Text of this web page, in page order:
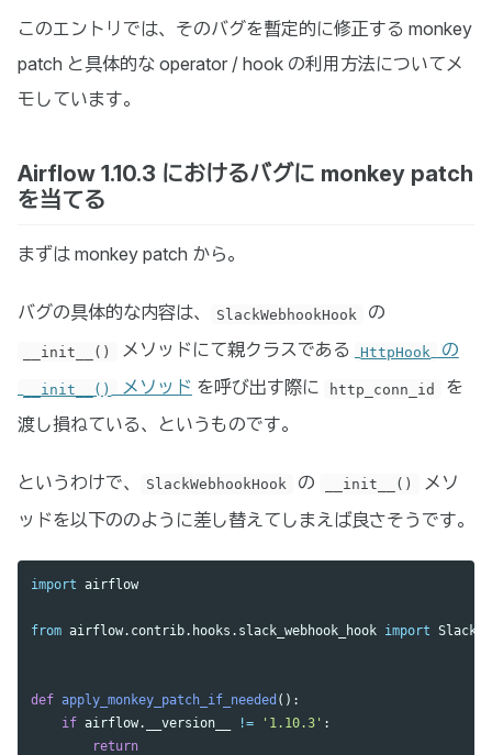
このエントリでは、そのバグを暫定的に修正する monkey
patch と具体的な operator / hook の利用方法についてメ
モしています。
Airflow 1.10.3 におけるバグに monkey patch
を当てる
まずは monkey patch から。
バグの具体的な内容は、 SlackWebhookHook の
__init__() メソッドにて親クラスである HttpHook の
__init__() メソッド を呼び出す際に http_conn_id
を
渡し損ねている、というものです。
というわけで、 SlackWebhookHook の __init__()
メソ
ッドを以下ののように差し替えてしまえば良さそうです。
import airflow
from airflow.contrib.hooks.slack_webhook_hook import
def apply_monkey_patch_if_needed ():
if airflow. __version__ != ' 1.10.3 ' :
return